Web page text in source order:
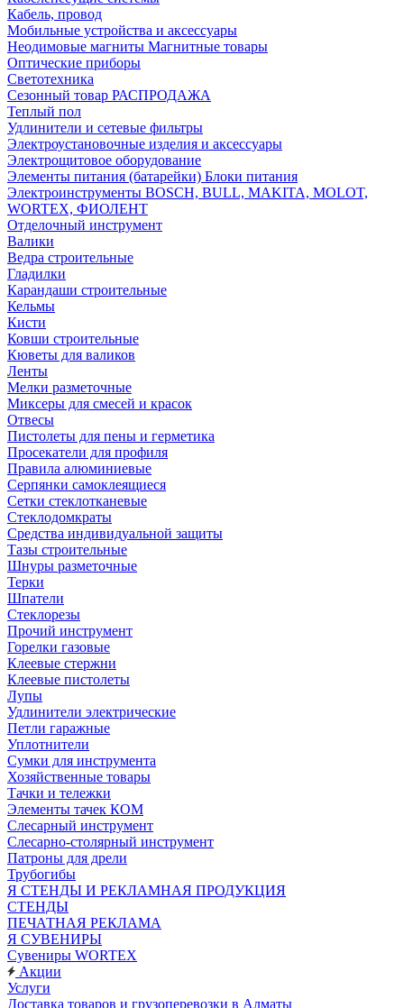
Кабель, провод
Мобильные устройства и аксессуары
Неодимовые магниты Магнитные товары
Оптические приборы
Светотехника
Сезонный товар РАСПРОДАЖА
Теплый пол
Удлинители и сетевые фильтры
Электроустановочные изделия и аксессуары
Электрощитовое оборудование
Элементы питания (батарейки) Блоки питания
Электроинструменты BOSCH, BULL, MAKITA, MOLOT,
WORTEX, ФИОЛЕНТ
Отделочный инструмент
Валики
Ведра строительные
Гладилки
Карандаши строительные
Кельмы
Кисти
Ковши строительные
Кюветы для валиков
Ленты
Мелки разметочные
Миксеры для смесей и красок
Отвесы
Пистолеты для пены и герметика
Просекатели для профиля
Правила алюминиевые
Серпянки самоклеящиеся
Сетки стеклотканевые
Стеклодомкраты
Средства индивидуальной защиты
Тазы строительные
Шнуры разметочные
Терки
Шпатели
Стеклорезы
Прочий инструмент
Горелки газовые
Клеевые стержни
Клеевые пистолеты
Лупы
Удлинители электрические
Петли гаражные
Уплотнители
Сумки для инструмента
Хозяйственные товары
Тачки и тележки
Элементы тачек КОМ
Слесарный инструмент
Слесарно-столярный инструмент
Патроны для дрели
Трубогибы
Я СТЕНДЫ И РЕКЛАМНАЯ ПРОДУКЦИЯ
СТЕНДЫ
ПЕЧАТНАЯ РЕКЛАМА
Я СУВЕНИРЫ
Сувениры WORTEX
Акции
Услуги
Доставка товаров и грузоперевозки в Алматы